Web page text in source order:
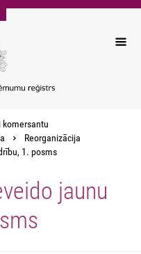
komersantu
Reorganizācija
1. posms
jaunu